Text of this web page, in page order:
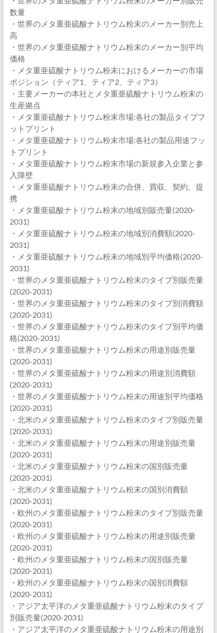
数量
・世界のメタ重亜硫酸ナトリウム粉末のメーカー別売上
高
・世界のメタ重亜硫酸ナトリウム粉末のメーカー別平均
価格
・メタ重亜硫酸ナトリウム粉末におけるメーカーの市場
ポジション（ティア1、ティア2、ティア3）
・主要メーカーの本社とメタ重亜硫酸ナトリウム粉末の
生産拠点
・メタ重亜硫酸ナトリウム粉末市場:各社の製品タイプフ
ットプリント
・メタ重亜硫酸ナトリウム粉末市場:各社の製品用途フッ
トプリント
・メタ重亜硫酸ナトリウム粉末市場の新規参入企業と参
入障壁
・メタ重亜硫酸ナトリウム粉末の合併、買収、契約、提
携
・メタ重亜硫酸ナトリウム粉末の地域別販売量(2020-
2031)
・メタ重亜硫酸ナトリウム粉末の地域別消費額(2020-
2031)
・メタ重亜硫酸ナトリウム粉末の地域別平均価格(2020-
2031)
・世界のメタ重亜硫酸ナトリウム粉末のタイプ別販売量
(2020-2031)
・世界のメタ重亜硫酸ナトリウム粉末のタイプ別消費額
(2020-2031)
・世界のメタ重亜硫酸ナトリウム粉末のタイプ別平均価
格(2020-2031)
・世界のメタ重亜硫酸ナトリウム粉末の用途別販売量
(2020-2031)
・世界のメタ重亜硫酸ナトリウム粉末の用途別消費額
(2020-2031)
・世界のメタ重亜硫酸ナトリウム粉末の用途別平均価格
(2020-2031)
・北米のメタ重亜硫酸ナトリウム粉末のタイプ別販売量
(2020-2031)
・北米のメタ重亜硫酸ナトリウム粉末の用途別販売量
(2020-2031)
・北米のメタ重亜硫酸ナトリウム粉末の国別販売量
(2020-2031)
・北米のメタ重亜硫酸ナトリウム粉末の国別消費額
(2020-2031)
・欧州のメタ重亜硫酸ナトリウム粉末のタイプ別販売量
(2020-2031)
・欧州のメタ重亜硫酸ナトリウム粉末の用途別販売量
(2020-2031)
・欧州のメタ重亜硫酸ナトリウム粉末の国別販売量
(2020-2031)
・欧州のメタ重亜硫酸ナトリウム粉末の国別消費額
(2020-2031)
・アジア太平洋のメタ重亜硫酸ナトリウム粉末のタイプ
別販売量(2020-2031)
・アジア太平洋のメタ重亜硫酸ナトリウム粉末の用途別